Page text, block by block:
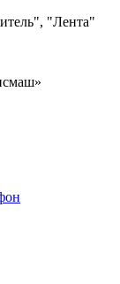
"Лента"